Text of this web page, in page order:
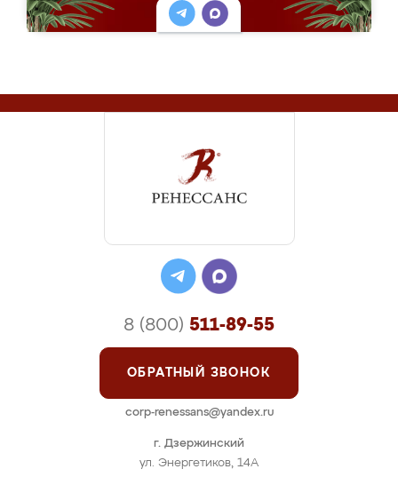
г. Дзержинский
ул. Энергетиков, 14А
8 (800) 511-89-55
ОБРАТНЫЙ ЗВОНОК
corp-renessans@yandex.ru